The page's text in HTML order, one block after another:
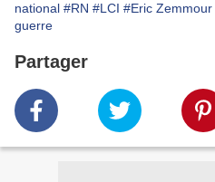
national #RN #LCI #Eric Zemmour
guerre
Partager